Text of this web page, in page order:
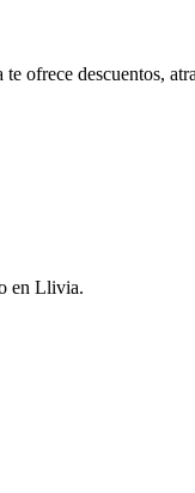
ofrece descuentos,
en Llivia.